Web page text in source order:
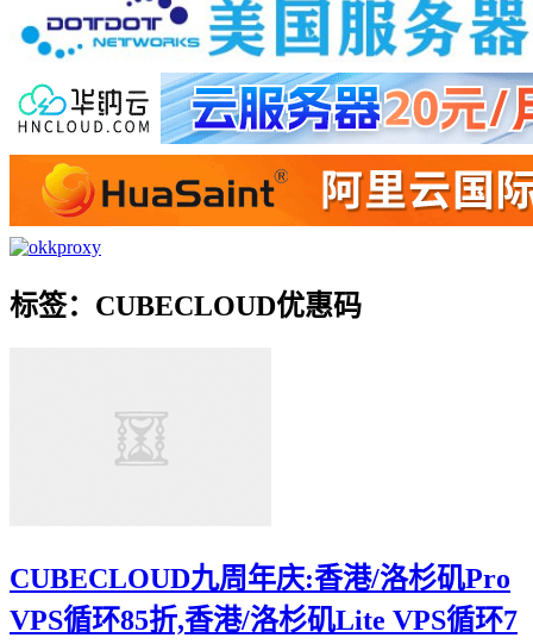
标签：CUBECLOUD优惠码
CUBECLOUD九周年庆:香港/洛杉矶Pro
VPS循环85折,香港/洛杉矶Lite VPS循环7